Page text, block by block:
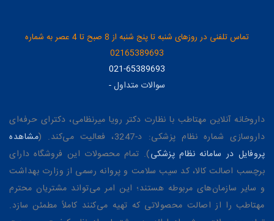
تماس تلفنی در روزهای شنبه تا پنج شنبه از 8 صبح تا 4 عصر به شماره
02165389693
021-65389693
سوالات متداول-
داروخانه آنلاین مهتاطب با نظارت دکتر رویا میرنظامی، دکترای حرفه‌ای
داروسازی شماره نظام پزشکی: د-3247، فعالیت می‌کند. (
مشاهده
پروفایل در سامانه نظام پزشکی). تمام محصولات این فروشگاه دارای
برچسب اصالت کالا، کد سیب سلامت و پروانه رسمی از وزارت بهداشت
و سایر سازمان‌های مربوطه هستند؛ این امر می‌تواند مشتریان محترم
مهتاطب را از اصالت محصولاتی که تهیه می‌کنند کاملاً مطمئن سازد.